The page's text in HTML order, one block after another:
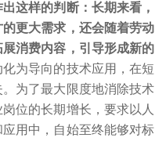
这样的判断：长期来看，
更大需求，还会随着劳动
消费内容，引导形成新的
为导向的技术应用，在短
为了最大限度地消除技术
位的长期增长，要求以人
用中，自始至终能够对标